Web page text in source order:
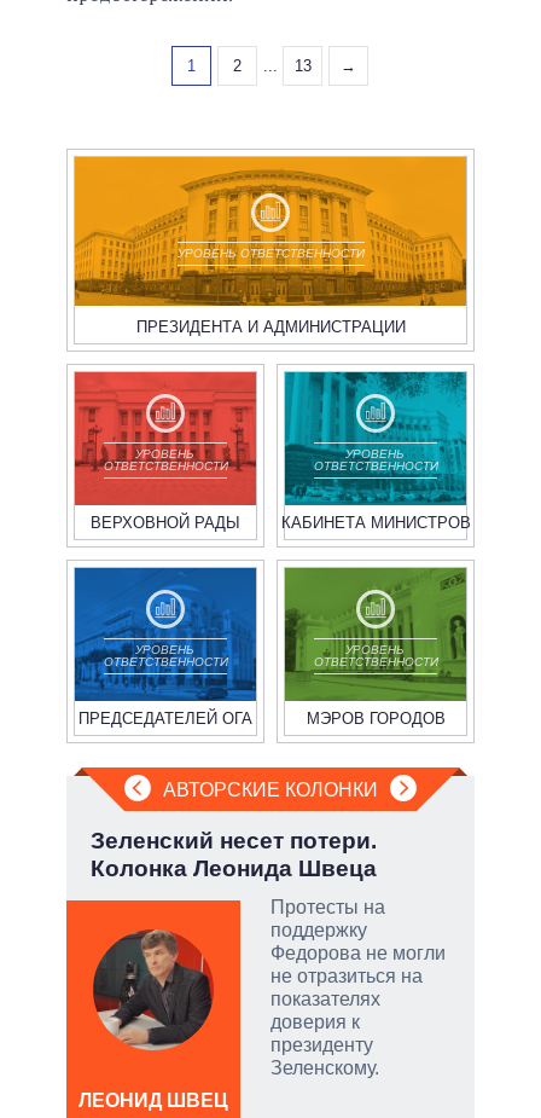
1 2 13 →
УРОВЕНЬ ОТВЕТСТВЕННОСТИ
ПРЕЗИДЕНТА И АДМИНИСТРАЦИИ
УРОВЕНЬ
ОТВЕТСТВЕННОСТИ
ВЕРХОВНОЙ РАДЫ
УРОВЕНЬ
ОТВЕТСТВЕННОСТИ
КАБИНЕТА МИНИСТРОВ
УРОВЕНЬ
ОТВЕТСТВЕННОСТИ
ПРЕДСЕДАТЕЛЕЙ ОГА
УРОВЕНЬ
ОТВЕТСТВЕННОСТИ
МЭРОВ ГОРОДОВ
АВТОРСКИЕ КОЛОНКИ
Зеленский несет потери.
Колонка Леонида Швеца
Протесты на
поддержку
Федорова не могли
не отразиться на
показателях
доверия к
президенту
Зеленскому.
ЛЕОНИД ШВЕЦ